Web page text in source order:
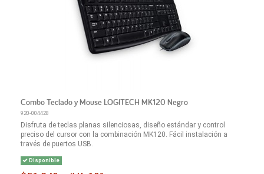
Combo Teclado y Mouse LOGITECH MK120 Negro
920-004428
Disfruta de teclas planas silenciosas, diseño estándar y control
preciso del cursor con la combinación MK120. Fácil instalación a
través de puertos USB.
Disponible